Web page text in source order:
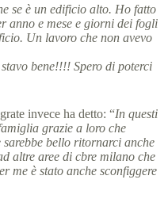
se è un edificio alto. Ho fatto
anno e mese e giorni dei fogli
Un lavoro che non avevo
bene!!!! Spero di poterci
invece ha detto: “In questi
grazie a loro che
bello ritornarci anche
altre aree di cbre milano che
me è stato anche sconfiggere